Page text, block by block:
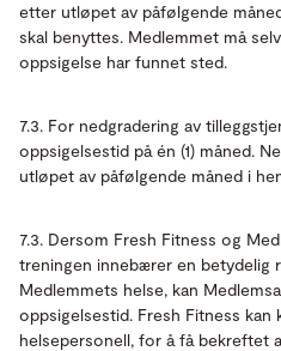
etter utløpet av påfølgende
skal benyttes. Medlemmet må
oppsigelse har funnet sted.
7.3. For nedgradering av
oppsigelsestid på én (1) måned.
utløpet av påfølgende måned i
7.3. Dersom Fresh Fitness og
treningen innebærer en betydelig
Medlemmets helse, kan
oppsigelsestid. Fresh Fitness
helsepersonell, for å få bekreftet